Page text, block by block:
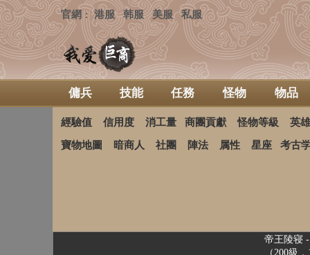
官網 ：港服 韩服 美服 私服
傭兵 技能 任務 怪物 物品
經驗值 信用度 消工量 商團貢獻 怪物等級 英
寶物地圖 暗商人 社團 陣法 属性 星座 考古
帝王陵寝
（200級